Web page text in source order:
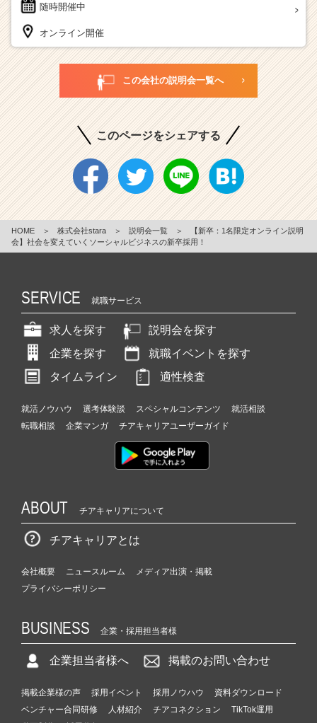
随時開催中
オンライン開催
この会社の説明会一覧へ
このページをシェアする
HOME ＞ 株式会社stara ＞ 説明会一覧 ＞
【新卒：1名限定オンライン説明
会】社会を変えていくソーシャルビジネスの新卒採用！
SERVICE 就職サービス
求人を探す
説明会を探す
企業を探す
就職イベントを探す
タイムライン
適性検査
就活ノウハウ 選考体験談 スペシャルコンテンツ
就活相談
転職相談
企業マンガ チアキャリアユーザーガイド
ABOUT チアキャリアについて
チアキャリアとは
会社概要 ニュースルーム
メディア出演・掲載
プライバシーポリシー
BUSINESS 企業・採用担当者様
企業担当者様へ 掲載のお問い合わせ
掲載企業様の声 採用イベント 採用ノウハウ
資料ダウンロード
ベンチャー合同研修
人材紹介 チアコネクション
TikTok運用